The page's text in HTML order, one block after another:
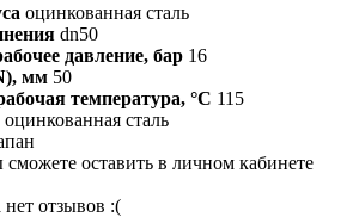
оцинкованная сталь
dn50
давление, бар 16
мм 50
температура, °С 115
оцинкованная сталь
оставить в личном кабинете
отзывов :(